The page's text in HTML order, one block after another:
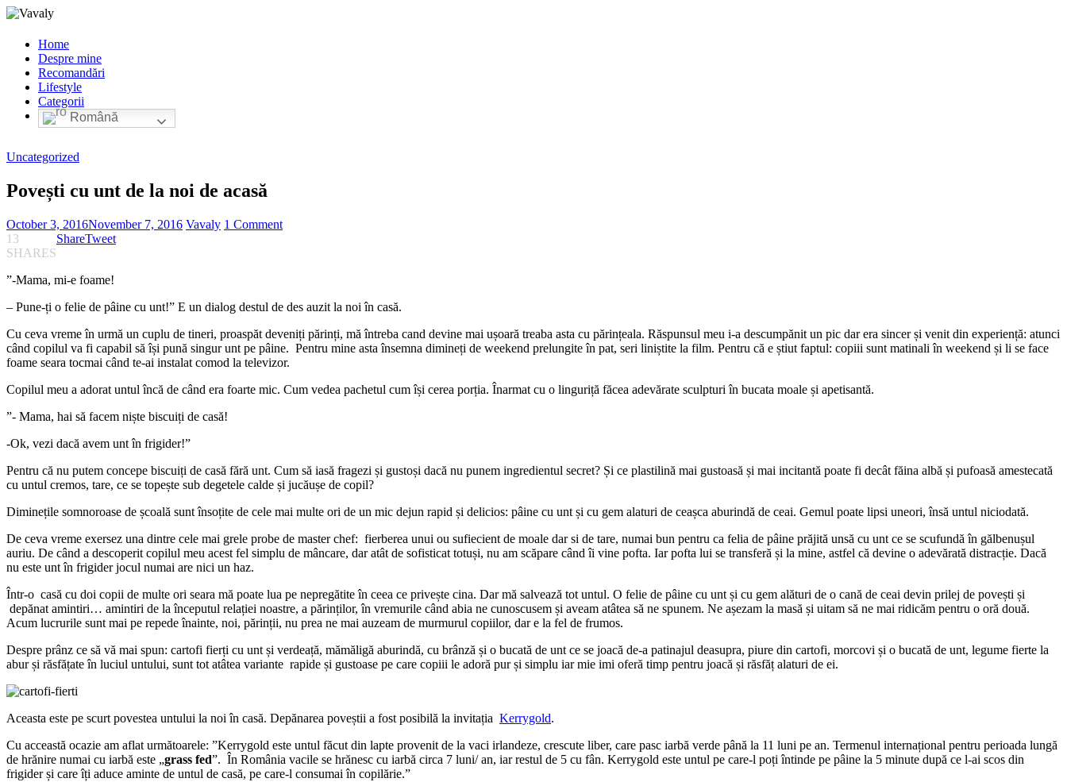
Home
Despre mine
Recomandări
Lifestyle
Categorii
Română
Uncategorized
Povești cu unt de la noi de acasă
October 3, 2016November 7, 2016 Vavaly 1 Comment
13
SHARES
ShareTweet
”-Mama, mi-e foame!
– Pune-ți o felie de pâine cu unt!” E un dialog destul de des auzit la noi în casă.
Cu ceva vreme în urmă un cuplu de tineri, proaspăt deveniți părinți, mă întreba cand devine mai ușoară treaba asta cu părințeala. Răspunsul meu i-a descumpănit un pic dar era sincer și venit din experiență: atunci
când copilul va fi capabil să își pună singur unt pe pâine. Pentru mine asta însemna dimineți de weekend prelungite în pat, seri liniștite la film. Pentru că e știut faptul: copiii sunt matinali în weekend și li se face
foame seara tocmai când te-ai instalat comod la televizor.
Copilul meu a adorat untul încă de când era foarte mic. Cum vedea pachetul cum își cerea porția. Înarmat cu o linguriță făcea adevărate sculpturi în bucata moale și apetisantă.
”- Mama, hai să facem niște biscuiți de casă!
-Ok, vezi dacă avem unt în frigider!”
Pentru că nu putem concepe biscuiți de casă fără unt. Cum să iasă fragezi și gustoși dacă nu punem ingredientul secret? Și ce plastilină mai gustoasă și mai incitantă poate fi decât făina albă și pufoasă amestecată
cu untul cremos, tare, ce se topește sub degetele calde și jucăușe de copil?
Diminețile somnoroase de școală sunt însoțite de cele mai multe ori de un mic dejun rapid și delicios: pâine cu unt și cu gem alaturi de ceașca aburindă de ceai. Gemul poate lipsi uneori, însă untul niciodată.
De ceva vreme exersez una dintre cele mai grele probe de master chef: fierberea unui ou sufiecient de moale dar si de tare, numai bun pentru ca felia de pâine prăjită unsă cu unt ce se scufundă în gălbenușul
auriu. De când a descoperit copilul meu acest fel simplu de mâncare, dar atât de sofisticat totuși, nu am scăpare când îi vine pofta. Iar pofta lui se transferă și la mine, astfel că devine o adevărată distracție. Dacă
nu este unt în frigider jocul numai are nici un haz.
Într-o casă cu doi copii de multe ori seara mă poate lua pe nepregătite în ceea ce privește cina. Dar mă salvează tot untul. O felie de pâine cu unt și cu gem alături de o cană de ceai devin prilej de povești și
depănat amintiri… amintiri de la începutul relației noastre, a părinților, în vremurile când abia ne cunoscusem și aveam atâtea să ne spunem. Ne așezam la masă și uitam să ne mai ridicăm pentru o oră două.
Acum lucrurile sunt mai pe repede înainte, noi, părinții, nu prea ne mai auzeam de murmurul copiilor, dar e la fel de frumos.
Despre prânz ce să vă mai spun: cartofi fierți cu unt și verdeață, mămăligă aburindă, cu brânză și o bucată de unt ce se joacă de-a patinajul deasupra, piure din cartofi, morcovi și o bucată de unt, legume fierte la
abur și răsfățate în luciul untului, sunt tot atâtea variante rapide și gustoase pe care copiii le adoră pur și simplu iar mie imi oferă timp pentru joacă și răsfăț alaturi de ei.
Aceasta este pe scurt povestea untului la noi în casă. Depănarea poveștii a fost posibilă la invitația Kerrygold.
Cu acceastă ocazie am aflat următoarele: ”Kerrygold este untul făcut din lapte provenit de la vaci irlandeze, crescute liber, care pasc iarbă verde până la 11 luni pe an. Termenul internațional pentru perioada lungă
de hrănire numai cu iarbă este „grass fed”. În România vacile se hrănesc cu iarbă circa 7 luni/ an, iar restul de 5 cu fân. Kerrygold este untul pe care-l poți întinde pe pâine la 5 minute după ce l-ai scos din
frigider și care îți aduce aminte de untul de casă, pe care-l consumai în copilărie.”